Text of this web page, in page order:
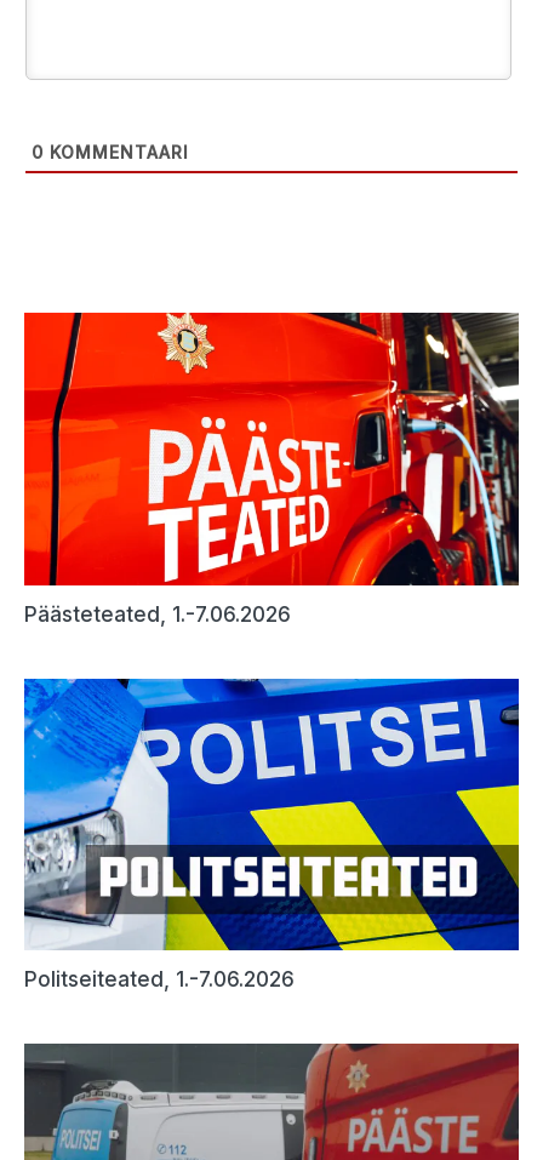
0 KOMMENTAARI
Päästeteated, 1.-7.06.2026
Politseiteated, 1.-7.06.2026